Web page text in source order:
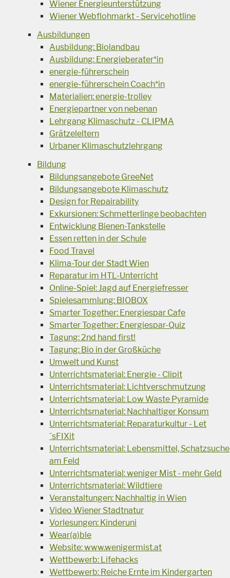
Wiener Energieunterstützung
Wiener Webflohmarkt - Servicehotline
Ausbildungen
Ausbildung: Biolandbau
Ausbildung: Energieberater*in
energie-führerschein
energie-führerschein Coach*in
Materialien: energie-trolley
Energiepartner von nebenan
Lehrgang Klimaschutz - CLIPMA
Grätzeleltern
Urbaner Klimaschutzlehrgang
Bildung
Bildungsangebote GreeNet
Bildungsangebote Klimaschutz
Design for Repairability
Exkursionen: Schmetterlinge beobachten
Entwicklung Bienen-Tankstelle
Essen retten in der Schule
Food Travel
Klima-Tour der Stadt Wien
Reparatur im HTL-Unterricht
Online-Spiel: Jagd auf Energiefresser
Spielesammlung: BIOBOX
Smarter Together: Energiespar Cafe
Smarter Together: Energiespar-Quiz
Tagung: 2nd hand first!
Tagung: Bio in der Großküche
Umwelt und Kunst
Unterrichtsmaterial: Energie - Clipit
Unterrichtsmaterial: Lichtverschmutzung
Unterrichtsmaterial: Low Waste Pyramide
Unterrichtsmaterial: Nachhaltiger Konsum
Unterrichtsmaterial: Reparaturkultur - Let
´sFIXit
Unterrichtsmaterial: Lebensmittel, Schatzsuche
am Feld
Unterrichtsmaterial: weniger Mist - mehr Geld
Unterrichtsmaterial: Wildtiere
Veranstaltungen: Nachhaltig in Wien
Video Wiener Stadtnatur
Vorlesungen: Kinderuni
Wear(a)ble
Website: www.wenigermist.at
Wettbewerb: Lifehacks
Wettbewerb: Reiche Ernte im Kindergarten